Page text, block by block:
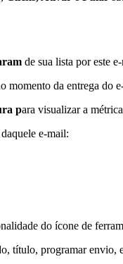
de sua lista por este
momento da entrega do
para visualizar a
e-mail:
do ícone de
título, programar envio,